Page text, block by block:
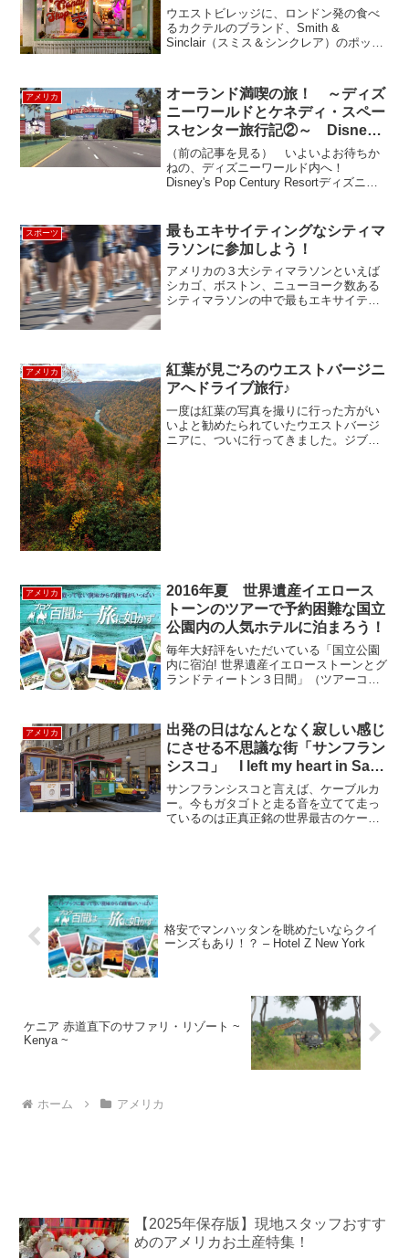
ウエストビレッジに、ロンドン発の食べ
るカクテルのブランド、Smith &
Sinclair（スミス＆シンクレア）のポップ
カや、ラム、ジンが入ったアルコール入
りのグミキャ...
アメリカ
オーランド満喫の旅！ ～ディズ
ニーワールドとケネディ・スペー
スセンター旅行記②～ Disney’s
Pop Century Resort
（前の記事を見る） いよいよお待ちか
ねの、ディズニーワールド内へ！
Disney's Pop Century Resortディズニー
な雰囲気でした。事前にウェブサイトで
い...
スポーツ
最もエキサイティングなシティマ
ラソンに参加しよう！
アメリカの３大シティマラソンといえば
シカゴ、ボストン、ニューヨーク数ある
シティマラソンの中で最もエキサイティ
ブロンクスとニューヨーク...
アメリカ
紅葉が見ごろのウエストバージニ
アへドライブ旅行♪
一度は紅葉の写真を撮りに行った方がい
いよと勧めたられていたウエストバージ
ニアに、ついに行ってきました。ジブリ
アメリカ
2016年夏 世界遺産イエロース
トーンのツアーで予約困難な国立
公園内の人気ホテルに泊まろう！
毎年大好評をいただいている「国立公園
内に宿泊! 世界遺産イエローストーンとグ
ランドティートン３日間」（ツアーコー
が、今年2016年度、ルックアメリカンツ
アーは出発日に...
アメリカ
出発の日はなんとなく寂しい感じ
にさせる不思議な街「サンフラン
シスコ」 I left my heart in San
Francisso
サンフランシスコと言えば、ケーブルカ
ー。今もガタゴトと走る音を立てて走っ
ているのは正真正銘の世界最古のケーブ
格安でマンハッタンを眺めたいならクイ
ーンズもあり！？ – Hotel Z New York
ケニア 赤道直下のサファリ・リゾート ~
Kenya ~
ホーム アメリカ
【2025年保存版】現地スタッフおすす
めのアメリカお土産特集！